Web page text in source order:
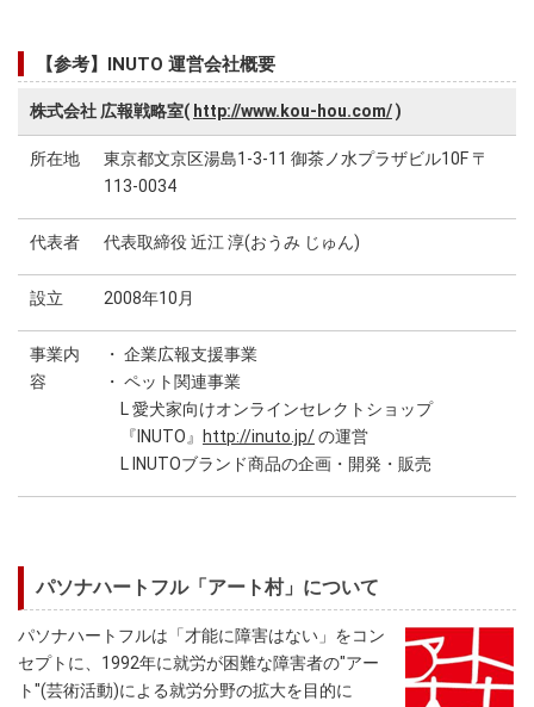
【参考】INUTO 運営会社概要
株式会社 広報戦略室( http://www.kou-hou.com/)
所在地
東京都文京区湯島1-3-11 御茶ノ水プラザビル10F 〒
113-0034
代表者 代表取締役 近江 淳(おうみ じゅん)
設立 2008年10月
事業内
容
・ 企業広報支援事業
・ ペット関連事業
L 愛犬家向けオンラインセレクトショップ
『INUTO』
http://inuto.jp/の運営
L INUTOブランド商品の企画・開発・販売
パソナハートフル「アート村」について
パソナハートフルは「才能に障害はない」をコン
セプトに、1992年に就労が困難な障害者の"アー
ト"(芸術活動)による就労分野の拡大を目的に